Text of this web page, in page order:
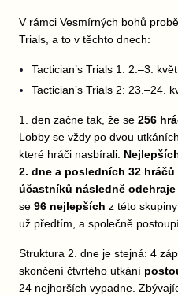
V rámci Vesmírných bohů
Trials, a to v těchto dnech:
Tactician’s Trials 1: 2.–3.
Tactician’s Trials 2: 23.–24.
1. den začne tak, že se 256
Lobby se vždy po dvou
které hráči nasbírali.
2. dne a posledních 32 hráčů
účastníků následně
se 96 nejlepších z této
už předtím, a společně
Struktura 2. dne je stejná: 4
skončení čtvrtého utkání
24 nejhorších vypadne.